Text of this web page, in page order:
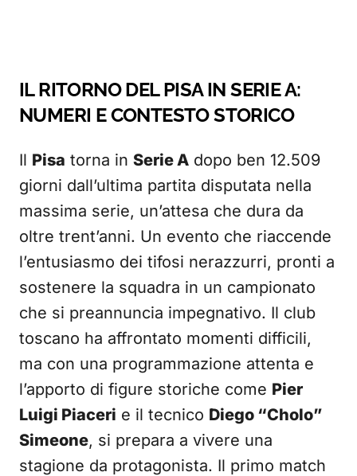
IL RITORNO DEL PISA IN SERIE A:
NUMERI E CONTESTO STORICO
Il Pisa torna in Serie A dopo ben 12.509
giorni dall’ultima partita disputata nella
massima serie, un’attesa che dura da
oltre trent’anni. Un evento che riaccende
l’entusiasmo dei tifosi nerazzurri, pronti a
sostenere la squadra in un campionato
che si preannuncia impegnativo. Il club
toscano ha affrontato momenti difficili,
ma con una programmazione attenta e
l’apporto di figure storiche come Pier
Luigi Piaceri e il tecnico Diego “Cholo”
Simeone, si prepara a vivere una
stagione da protagonista. Il primo match